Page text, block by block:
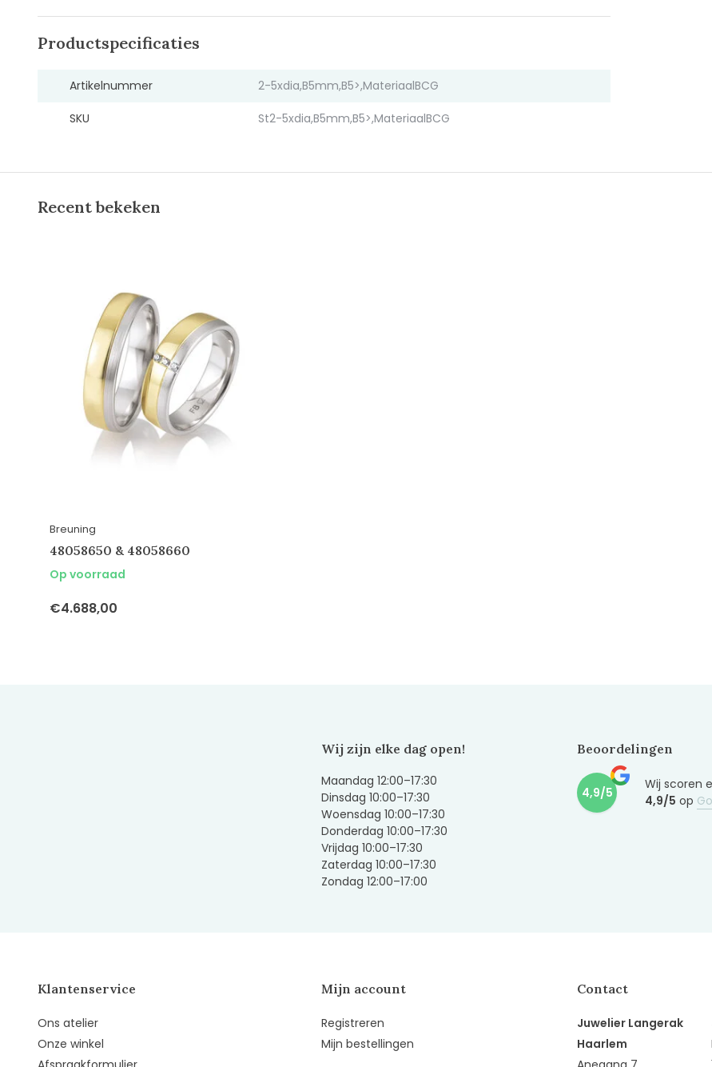
Productspecificaties
Artikelnummer 2-5xdia,B5mm,B5>,MateriaalBCG
SKU St2-5xdia,B5mm,B5>,MateriaalBCG
Recent bekeken
Breuning
48058650 & 48058660
Op voorraad
€4.688,00
Wij zijn elke dag open!
Maandag 12:00–17:30
Dinsdag 10:00–17:30
Woensdag 10:00–17:30
Donderdag 10:00–17:30
Vrijdag 10:00–17:30
Zaterdag 10:00–17:30
Zondag 12:00–17:00
Beoordelingen
4,9/5
Wij scoren
4,9/5 op
Klantenservice
Ons atelier
Onze winkel
Mijn account
Registreren
Mijn bestellingen
Contact
Juwelier Langerak
Haarlem